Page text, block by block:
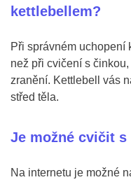
kettlebellem?
Při správném uchopení
než při cvičení s
zranění. Kettlebell vás
střed těla.
Je možné cvičit
Na internetu je možné